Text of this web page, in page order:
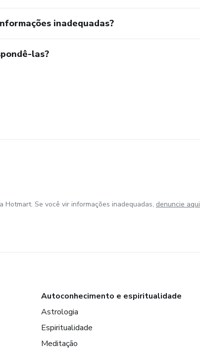
inadequadas?
las?
Se você vir informações inadequadas, denuncie aqui
Autoconhecimento e espiritualidade
Astrologia
Espiritualidade
Meditação